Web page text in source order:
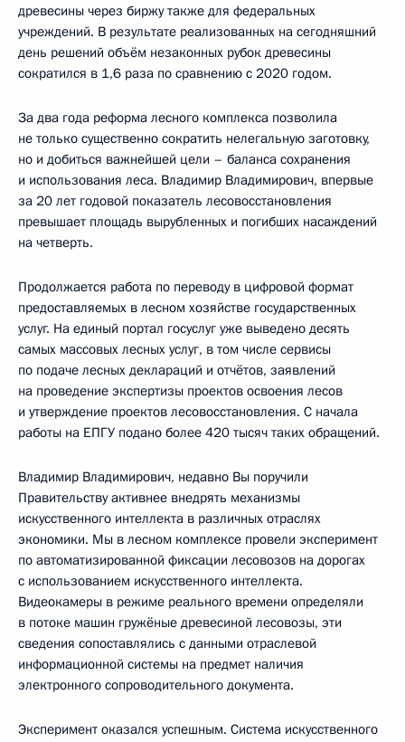
древесины через биржу также для федеральных
учреждений. В результате реализованных на сегодняшний
день решений объём незаконных рубок древесины
сократился в 1,6 раза по сравнению с 2020 годом.
За два года реформа лесного комплекса позволила
не только существенно сократить нелегальную заготовку,
но и добиться важнейшей цели – баланса сохранения
и использования леса. Владимир Владимирович, впервые
за 20 лет годовой показатель лесовосстановления
превышает площадь вырубленных и погибших насаждений
на четверть.
Продолжается работа по переводу в цифровой формат
предоставляемых в лесном хозяйстве государственных
услуг. На единый портал госуслуг уже выведено десять
самых массовых лесных услуг, в том числе сервисы
по подаче лесных деклараций и отчётов, заявлений
на проведение экспертизы проектов освоения лесов
и утверждение проектов лесовосстановления. С начала
работы на ЕПГУ подано более 420 тысяч таких обращений.
Владимир Владимирович, недавно Вы поручили
Правительству активнее внедрять механизмы
искусственного интеллекта в различных отраслях
экономики. Мы в лесном комплексе провели эксперимент
по автоматизированной фиксации лесовозов на дорогах
с использованием искусственного интеллекта.
Видеокамеры в режиме реального времени определяли
в потоке машин гружёные древесиной лесовозы, эти
сведения сопоставлялись с данными отраслевой
информационной системы на предмет наличия
электронного сопроводительного документа.
Эксперимент оказался успешным. Система искусственного